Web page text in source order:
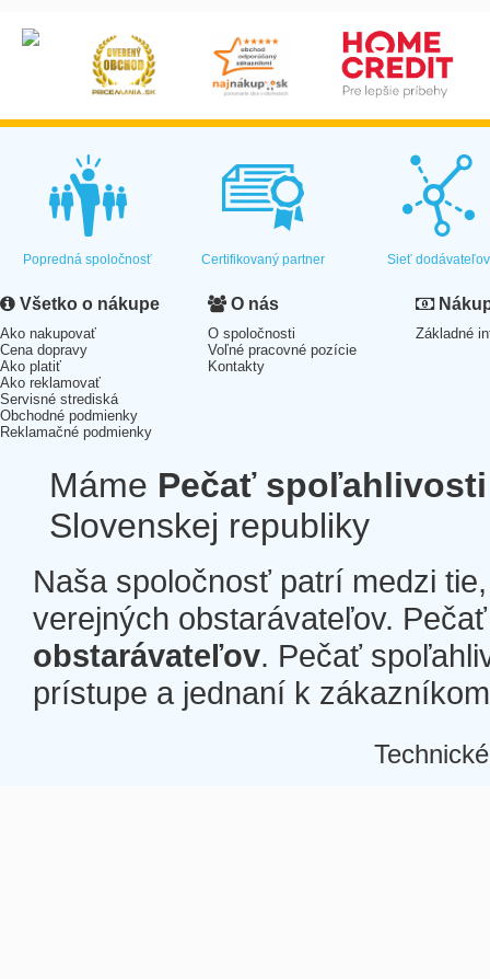
Popredná spoločnosť Certifikovaný partner Sieť dodávateľov
Všetko o nákupe
Ako nakupovať
Cena dopravy
Ako platiť
Ako reklamovať
Servisné strediská
Obchodné podmienky
Reklamačné podmienky
O nás
O spoločnosti
Voľné pracovné pozície
Kontakty
Základné
Máme Pečať spoľahlivosti
Slovenskej republiky
Naša spoločnosť patrí medzi
verejných obstarávateľov.
obstarávateľov. Pečať
prístupe a jednaní k